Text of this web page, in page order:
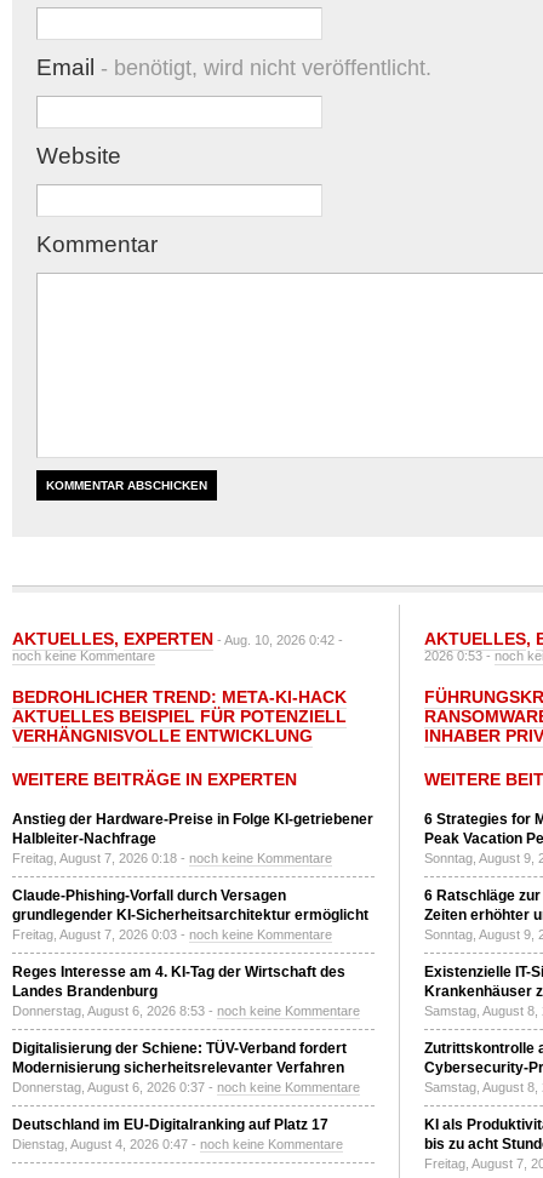
Email - benötigt, wird nicht veröffentlicht.
Website
Kommentar
AKTUELLES, EXPERTEN - Aug. 10, 2026 0:42 -
noch keine Kommentare
BEDROHLICHER TREND: META-KI-HACK
AKTUELLES BEISPIEL FÜR POTENZIELL
VERHÄNGNISVOLLE ENTWICKLUNG
WEITERE BEITRÄGE IN EXPERTEN
Anstieg der Hardware-Preise in Folge KI-getriebener
Halbleiter-Nachfrage
Freitag, August 7, 2026 0:18 - noch keine Kommentare
Claude-Phishing-Vorfall durch Versagen
grundlegender KI-Sicherheitsarchitektur ermöglicht
Freitag, August 7, 2026 0:03 - noch keine Kommentare
Reges Interesse am 4. KI-Tag der Wirtschaft des
Landes Brandenburg
Donnerstag, August 6, 2026 8:53 - noch keine Kommentare
Digitalisierung der Schiene: TÜV-Verband fordert
Modernisierung sicherheitsrelevanter Verfahren
Donnerstag, August 6, 2026 0:37 - noch keine Kommentare
Deutschland im EU-Digitalranking auf Platz 17
Dienstag, August 4, 2026 0:47 - noch keine Kommentare
AKTUELLES,
2026 0:53 -noch
INHABER
WEITERE
6 Strategies for
Peak Vacation
Sonntag, August 9,
6 Ratschläge
Zeiten erhöhter
Sonntag, August 9,
Existenzielle IT-
Krankenhäuser
Samstag, August
Zutrittskontrolle
Cybersecurity-
Samstag, August
KI als
bis zu acht
Freitag, August 7,